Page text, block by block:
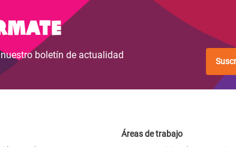
boletín de actualidad
Áreas de trabajo